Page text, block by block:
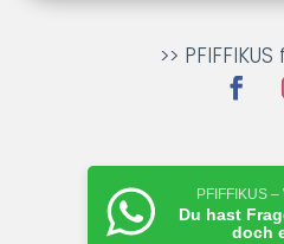
>>
PFIFFIKUS
Du hast
doch